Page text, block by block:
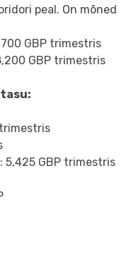
peal. On mõned
GBP trimestris
GBP trimestris
trimestris
5,425 GBP trimestris